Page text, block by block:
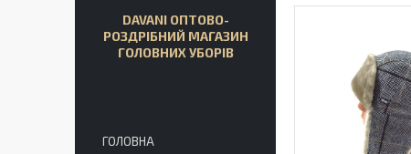
DAVANI ОПТОВО-
РОЗДРІБНИЙ МАГАЗИН
ГОЛОВНИХ УБОРІВ
ГОЛОВНА